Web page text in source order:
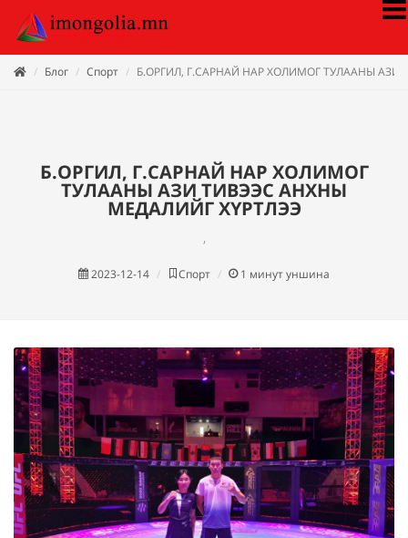
Блог Спорт Б.ОРГИЛ, Г.САРНАЙ НАР ХОЛИМОГ ТУЛААНЫ
Б.ОРГИЛ, Г.САРНАЙ НАР ХОЛИМОГ
ТУЛААНЫ АЗИ ТИВЭЭС АНХНЫ
МЕДАЛИЙГ ХҮРТЛЭЭ
,
2023-12-14 Спорт 1 минут уншина